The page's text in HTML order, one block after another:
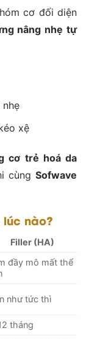
cơ đối diện
nâng nhẹ tự
xệ
cơ trẻ hoá da
cùng Sofwave
lúc nào?
Filler (HA)
đầy mô mất thể
như tức thì
tháng